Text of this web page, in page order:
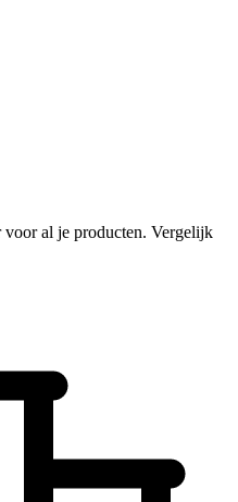
al je producten. Vergelijk